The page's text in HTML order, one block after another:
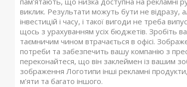
виклик. Результати можуть бути не відразу,
інвестицій і часу, і такої вигоди не треба
щось з урахуванням усіх бюджетів. Зробіть
таємничим чином втрачається в офісі.
потреби та забезпечить вашу компанію з
переконайтеся, що він заклеймен із вашим
зображення Логотипи інші рекламні
м'яти та багато іншого.